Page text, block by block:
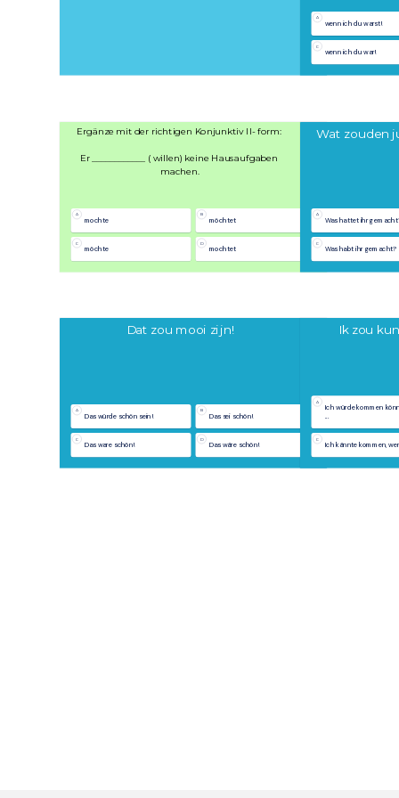
A
wenn ich du warst!
C
wenn ich du war!
Ergänze mit der richtigen Konjunktiv II- form:
Er ____________ ( willen) keine Hausaufgaben
machen.
A
mochte
B
möchtet
C
möchte
D
mochtet
Wat zouden
A
Was hattet ihr
C
Was habt ihr gemacht?
Dat zou mooi zijn!
A
Das würde schön sein! Das sei schön!
C
Das ware schön!
D
Das wäre schön!
Ik zou
A
Ich würde kommen
...
C
Ich kännte kommen,